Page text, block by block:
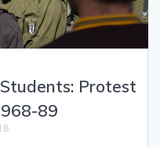
Protest
89